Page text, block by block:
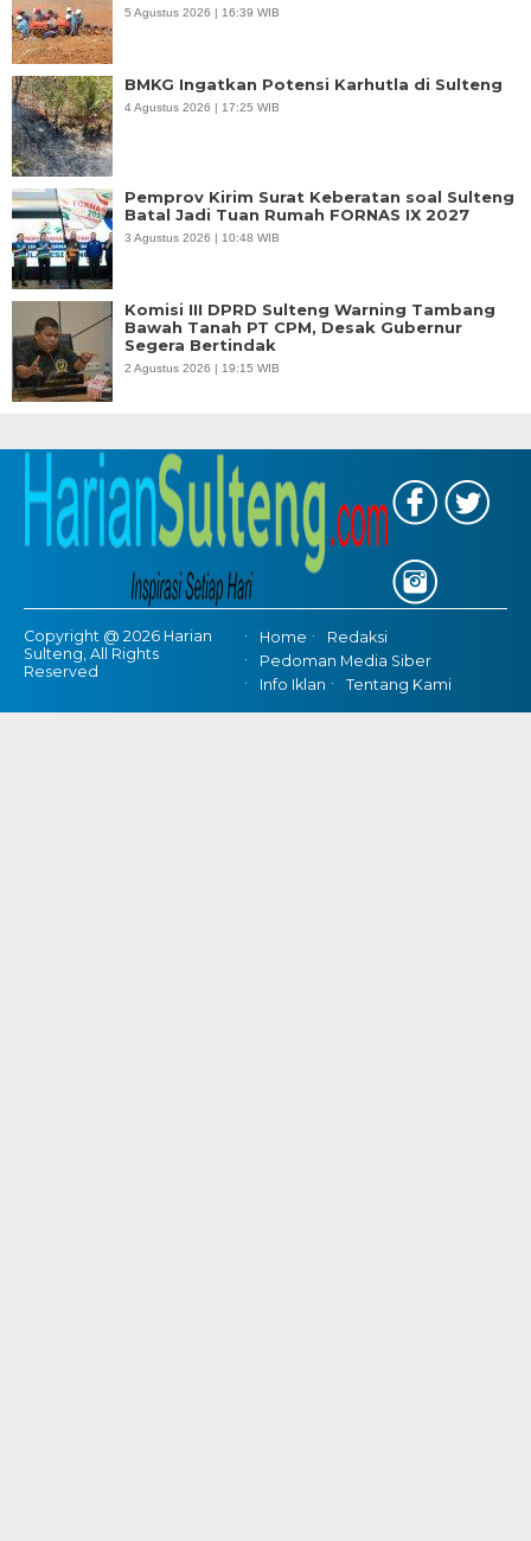
5 Agustus 2026 | 16:39 WIB
BMKG Ingatkan Potensi Karhutla di Sulteng
4 Agustus 2026 | 17:25 WIB
Pemprov Kirim Surat Keberatan soal Sulteng
Batal Jadi Tuan Rumah FORNAS IX 2027
3 Agustus 2026 | 10:48 WIB
Komisi III DPRD Sulteng Warning Tambang
Bawah Tanah PT CPM, Desak Gubernur
Segera Bertindak
2 Agustus 2026 | 19:15 WIB
Copyright @ 2026 Harian
Sulteng, All Rights
Reserved
Home
Redaksi
Pedoman Media Siber
Info Iklan
Tentang Kami